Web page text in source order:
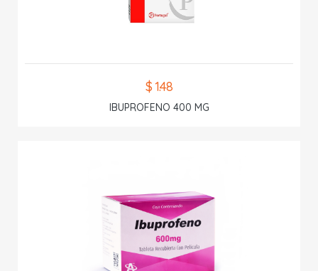
$ 1.48
IBUPROFENO 400 MG